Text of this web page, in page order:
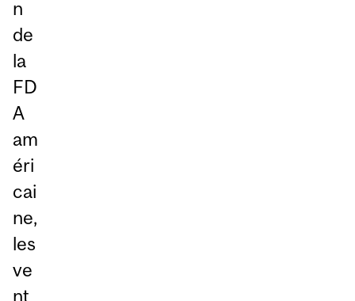
n
de
la
FD
A
am
éri
cai
ne,
les
ve
nt